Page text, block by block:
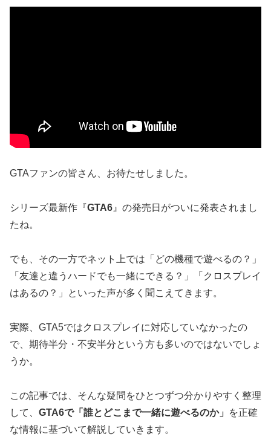
GTAファンの皆さん、お待たせしました。
シリーズ最新作『GTA6 』の発売日がついに発表されまし
たね。
でも、その一方でネット上では「どの機種で遊べるの？」
「友達と違うハードでも一緒にできる？」「クロスプレイ
はあるの？」といった声が多く聞こえてきます。
実際、GTA5ではクロスプレイに対応していなかったの
で、期待半分・不安半分という方も多いのではないでしょ
うか。
この記事では、そんな疑問をひとつずつ分かりやすく整理
して、 GTA6で「誰とどこまで一緒に遊べるのか」
を正確
な情報に基づいて解説していきます。